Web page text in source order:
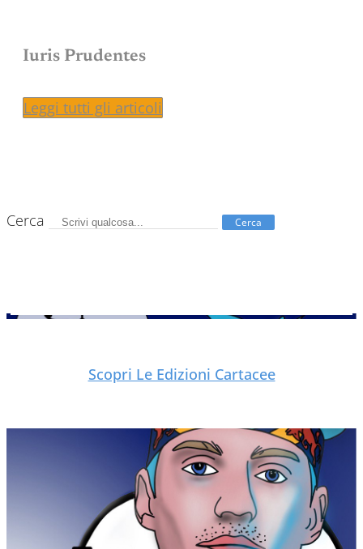
Iuris Prudentes
Leggi tutti gli articoli
Cerca Cerca
Scopri Le Edizioni Cartacee